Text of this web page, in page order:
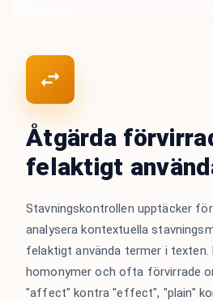
Åtgärda
felaktigt
Stavningskontrollen upptäcker
analysera kontextuella
felaktigt använda termer i texten.
homonymer och ofta förvirrade
"affect" kontra "effect", "plain"